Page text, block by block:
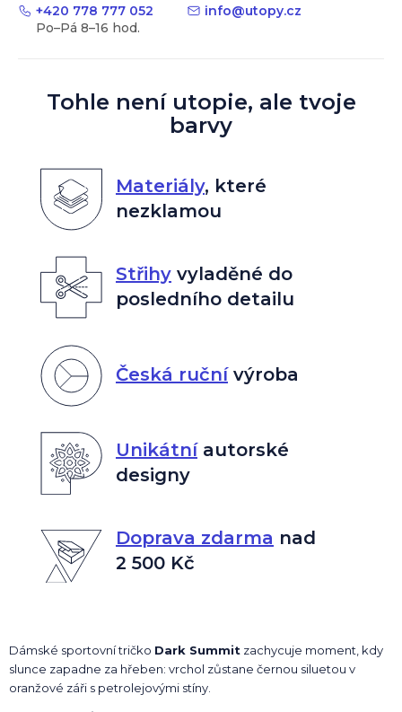
+420 778 777 052 info@utopy.cz
Tohle není utopie, ale tvoje
barvy
Materiály, které
nezklamou
Střihyvyladěné do
posledního detailu
Česká ručnívýroba
Unikátníautorské
designy
Doprava zdarma nad
2 500 Kč
Dámské sportovní tričko Dark Summit zachycuje moment, kdy
slunce zapadne za hřeben: vrchol zůstane černou siluetou v
oranžové záři s petrolejovými stíny.